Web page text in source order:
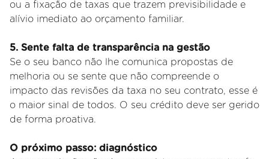
ou a fixação de taxas que trazem previsibilidade e
alívio imediato ao orçamento familiar.
5. Sente falta de transparência na gestão
Se o seu banco não lhe comunica propostas de
melhoria ou se sente que não compreende o
impacto das revisões da taxa no seu contrato, esse é
o maior sinal de todos. O seu crédito deve ser gerido
de forma proativa.
O próximo passo: diagnóstico